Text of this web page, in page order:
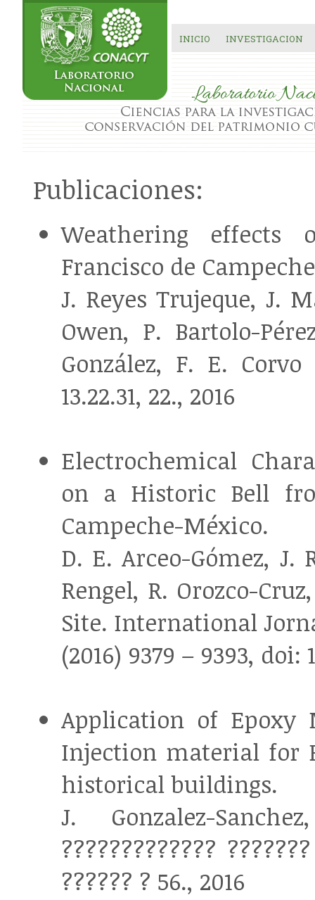
INICIO INVESTIGACION
Publicaciones:
Weathering
Francisco de
J. Reyes Trujeque, J.
Owen, P. Bartolo-
González, F. E.
13.22.31, 22., 2016
Electrochemical
on a Historic Bell
Campeche-México.
D. E. Arceo-Gómez, J.
Rengel, R. Orozco-
Site. International
(2016) 9379 – 9393, doi:
Application of Epoxy
Injection material for
historical buildings.
J. Gonzalez-
?????????????
?????? ? 56., 2016